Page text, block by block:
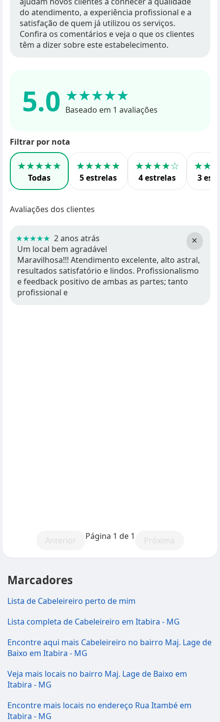
do atendimento, a experiência profissional e a
satisfação de quem já utilizou os serviços.
Confira os comentários e veja o que os clientes
têm a dizer sobre este estabelecimento.
5.0 ★★★★★
Baseado em 1 avaliações
Filtrar por nota
★★★★★
Todas
★★★★★
5 estrelas
★★★★☆
4 estrelas 3
Avaliações dos clientes
×
★★★★★ 2 anos atrás
Um local bem agradável
Maravilhosa!!! Atendimento excelente, alto astral,
resultados satisfatório e lindos. Profissionalismo
e feedback positivo de ambas as partes; tanto
profissional e
Anterior Página 1 de 1 Próxima
Marcadores
Lista de Cabeleireiro perto de mim
Lista completa de Cabeleireiro em Itabira - MG
Encontre aqui mais Cabeleireiro no bairro Maj. Lage de
Baixo em Itabira - MG
Veja mais locais no bairro Maj. Lage de Baixo em
Itabira - MG
Encontre mais locais no endereço Rua Itambé em
Itabira - MG